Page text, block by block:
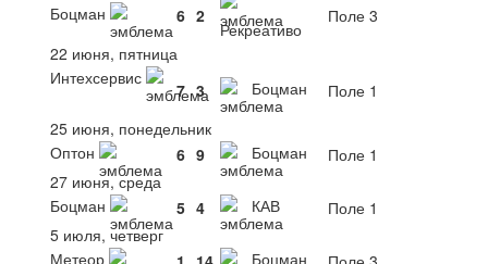
Боцман
6 2
Рекреативо
Поле 3
22 июня, пятница
Интехсервис
7 3 Боцман
Поле 1
25 июня, понедельник
Оптон
6 9 Боцман
Поле 1
27 июня, среда
Боцман
5 4 КАВ
Поле 1
5 июля, четверг
Метеор
Боцман